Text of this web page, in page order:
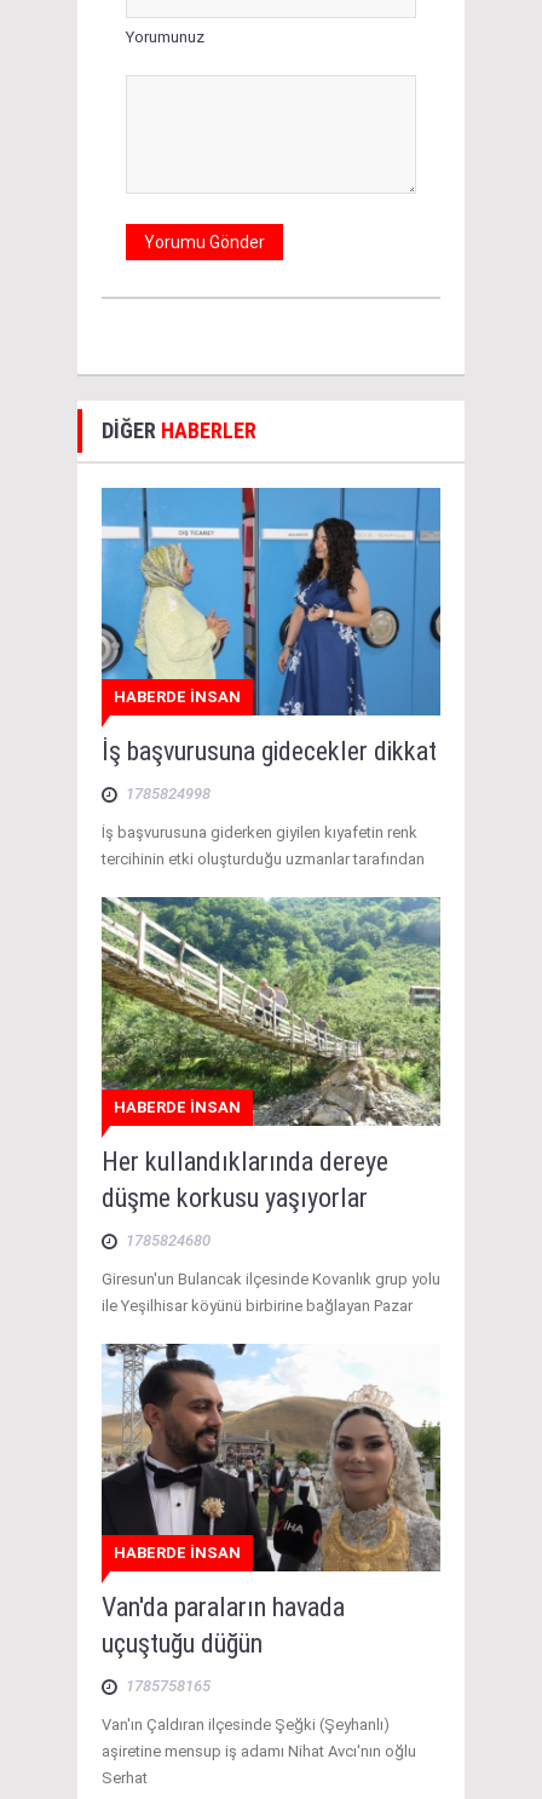
Yorumunuz
DİĞER HABERLER
HABERDE İNSAN
İş başvurusuna gidecekler dikkat
1785824998
İş başvurusuna giderken giyilen kıyafetin renk
tercihinin etki oluşturduğu uzmanlar tarafından
HABERDE İNSAN
Her kullandıklarında dereye
düşme korkusu yaşıyorlar
1785824680
Giresun'un Bulancak ilçesinde Kovanlık grup yolu
ile Yeşilhisar köyünü birbirine bağlayan Pazar
HABERDE İNSAN
Van'da paraların havada
uçuştuğu düğün
1785758165
Van'ın Çaldıran ilçesinde Şeğki (Şeyhanlı)
aşiretine mensup iş adamı Nihat Avcı'nın oğlu
Serhat